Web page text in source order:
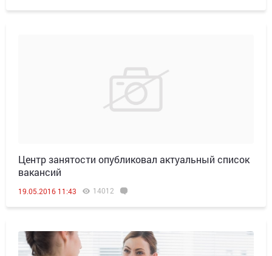
Центр занятости опубликовал актуальный список
вакансий
19.05.2016 11:43 14012